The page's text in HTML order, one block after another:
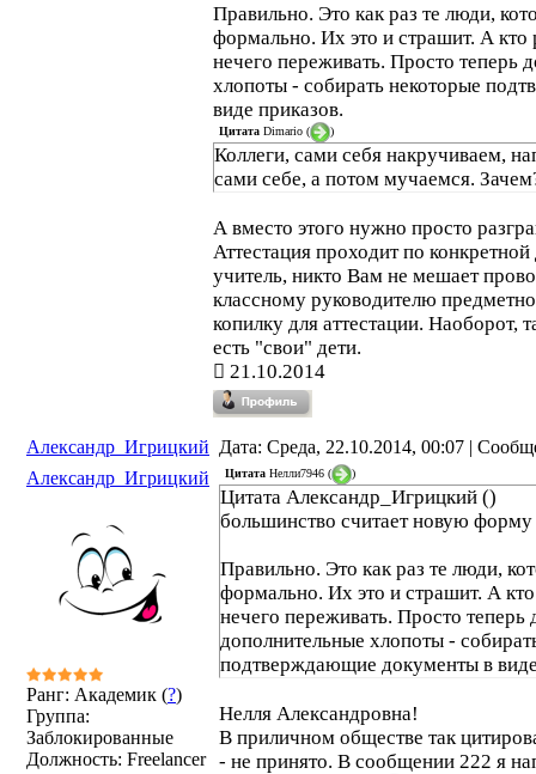
Правильно. Это как раз те люди,
формально. Их это и страшит. А кто
нечего переживать. Просто теперь
хлопоты - собирать некоторые
виде приказов.
Цитата Dimario ( )
Коллеги, сами себя накручиваем,
сами себе, а потом мучаемся.
А вместо этого нужно просто
Аттестация проходит по
учитель, никто Вам не мешает
классному руководителю
копилку для аттестации. Наоборот,
есть "свои" дети.
21.10.2014
Александр_Игрицкий Дата: Среда, 22.10.2014, 00:07 |
Александр_Игрицкий
Ранг: Академик (?)
Группа:
Заблокированные
Должность: Freelancer
Цитата Нелли7946 ( )
Цитата Александр_Игрицкий ()
большинство считает новую
Правильно. Это как раз те люди,
формально. Их это и страшит. А
нечего переживать. Просто теперь
дополнительные хлопоты -
подтверждающие документы в
Нелля Александровна!
В приличном обществе так
- не принято. В сообщении 222 я